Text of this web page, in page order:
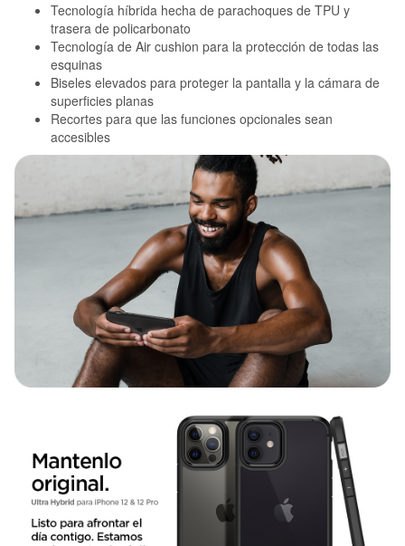
Tecnología híbrida hecha de parachoques de TPU y
trasera de policarbonato
Tecnología de Air cushion para la protección de todas las
esquinas
Biseles elevados para proteger la pantalla y la cámara de
superficies planas
Recortes para que las funciones opcionales sean
accesibles